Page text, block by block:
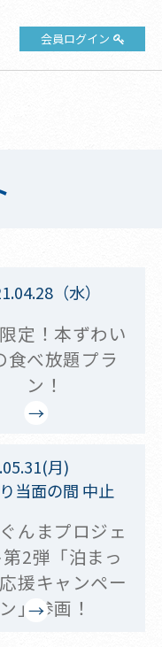
会員ログイン
（水）
定！本ずわい
食べ放題プラ
ン！
月)
当面の間 中止
んまプロジェ
2弾「泊まっ
援キャンペー
ン」参画！